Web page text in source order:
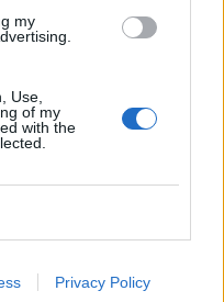
my
Use,
of my
with the
Privacy Policy
στιγμή» (vid)
για οργανωμένο